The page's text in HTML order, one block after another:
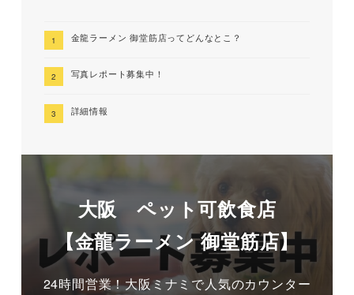
金龍ラーメン 御堂筋店ってどんなとこ？
写真レポート募集中！
詳細情報
大阪 ペット可飲食店
【金龍ラーメン 御堂筋店】
24時間営業！大阪ミナミで人気のカウンター